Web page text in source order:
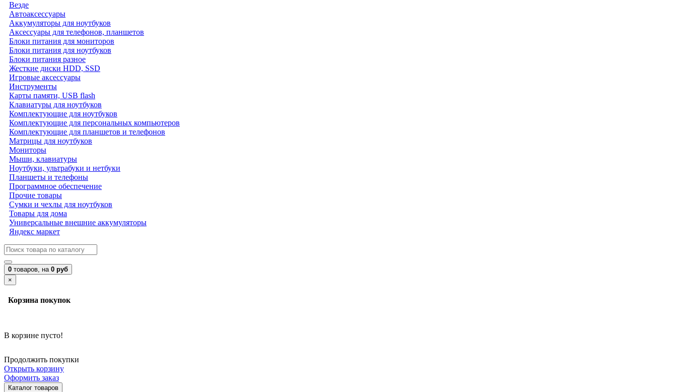
Везде
Автоаксессуары
Аккумуляторы для ноутбуков
Аксессуары для телефонов, планшетов
Блоки питания для мониторов
Блоки питания для ноутбуков
Блоки питания разное
Жесткие диски HDD, SSD
Игровые аксессуары
Инструменты
Карты памяти, USB flash
Клавиатуры для ноутбуков
Комплектующие для ноутбуков
Комплектующие для персональных компьютеров
Комплектующие для планшетов и телефонов
Матрицы для ноутбуков
Мониторы
Мыши, клавиатуры
Ноутбуки, ультрабуки и нетбуки
Планшеты и телефоны
Программное обеспечение
Прочие товары
Сумки и чехлы для ноутбуков
Товары для дома
Универсальные внешние аккумуляторы
Яндекс маркет
0 товаров, на 0 руб
×
Корзина покупок
В корзине пусто!
Продолжить покупки
Открыть корзину
Оформить заказ
Каталог товаров